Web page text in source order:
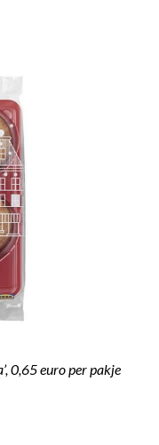
0,65 euro per pakje